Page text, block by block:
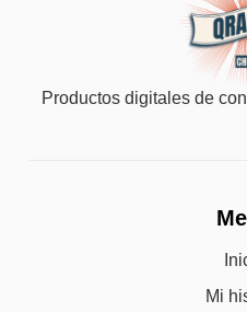
Productos digitales de
Mi